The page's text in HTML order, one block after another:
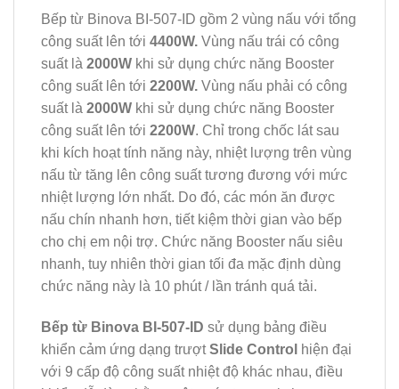
Bếp từ Binova BI-507-ID gồm 2 vùng nấu với tổng
công suất lên tới 4400W. Vùng nấu trái có công
suất là 2000W khi sử dụng chức năng Booster
công suất lên tới 2200W. Vùng nấu phải có công
suất là 2000W khi sử dụng chức năng Booster
công suất lên tới 2200W. Chỉ trong chốc lát sau
khi kích hoạt tính năng này, nhiệt lượng trên vùng
nấu từ tăng lên công suất tương đương với mức
nhiệt lượng lớn nhất. Do đó, các món ăn được
nấu chín nhanh hơn, tiết kiệm thời gian vào bếp
cho chị em nội trợ. Chức năng Booster nấu siêu
nhanh, tuy nhiên thời gian tối đa mặc định dùng
chức năng này là 10 phút / lần tránh quá tải.
Bếp từ Binova BI-507-ID sử dụng bảng điều
khiển cảm ứng dạng trượtSlide Control
hiện đại
với 9 cấp độ công suất nhiệt độ khác nhau, điều